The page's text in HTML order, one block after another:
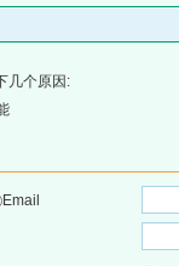
几个原因:
Email